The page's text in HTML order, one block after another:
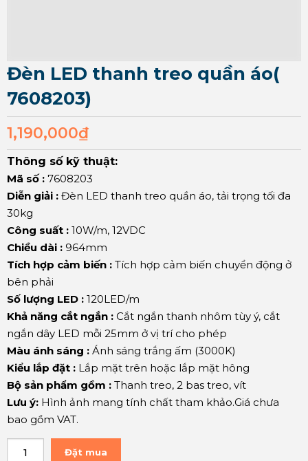
Đèn LED thanh treo quần áo(
7608203)
1,190,000₫
Đặt mua
Thông số kỹ thuật:
Mã số : 7608203
Diễn giải : Đèn LED thanh treo quần áo, tải trọng tối đa
30kg
Công suất : 10W/m, 12VDC
Chiều dài : 964mm
Tích hợp cảm biến : Tích hợp cảm biến chuyển động ở
bên phải
Số lượng LED : 120LED/m
Khả năng cắt ngắn : Cắt ngắn thanh nhôm tùy ý, cắt
ngắn dây LED mỗi 25mm ở vị trí cho phép
Màu ánh sáng : Ánh sáng trắng ấm (3000K)
Kiểu lắp đặt : Lắp mặt trên hoặc lắp mặt hông
Bộ sản phẩm gồm : Thanh treo, 2 bas treo, vít
Lưu ý: Hình ảnh mang tính chất tham khảo.Giá chưa
bao gồm VAT.